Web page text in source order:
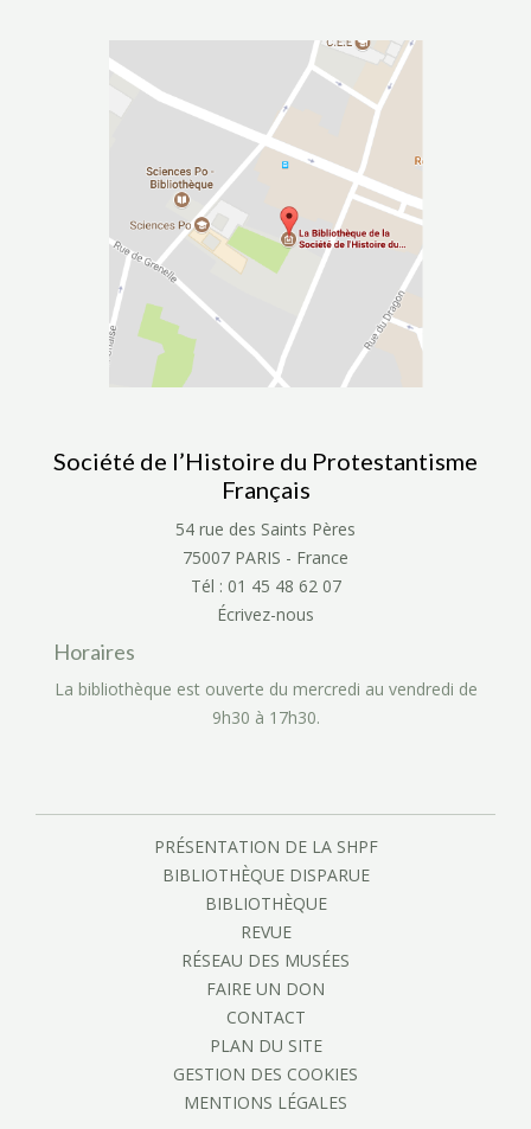
Société de l’Histoire du Protestantisme
Français
54 rue des Saints Pères
75007 PARIS - France
Tél : 01 45 48 62 07
Écrivez-nous
Horaires
La bibliothèque est ouverte du mercredi au vendredi de
9h30 à 17h30.
PRÉSENTATION DE LA SHPF
BIBLIOTHÈQUE DISPARUE
BIBLIOTHÈQUE
REVUE
RÉSEAU DES MUSÉES
FAIRE UN DON
CONTACT
PLAN DU SITE
GESTION DES COOKIES
MENTIONS LÉGALES